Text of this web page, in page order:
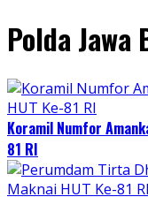
Polda Jawa
Koramil Numfor
81 RI